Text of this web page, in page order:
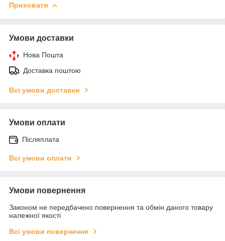
Приховати
Умови доставки
Нова Пошта
Доставка поштою
Всі умови доставки
Умови оплати
Післяплата
Всі умови оплати
Умови повернення
Законом не передбачено повернення та обмін даного товару
належної якості
Всі умови повернення